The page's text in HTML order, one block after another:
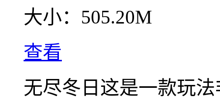
大小： 505.20M
查看
无尽冬日这是一款玩